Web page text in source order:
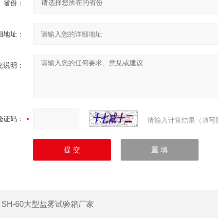
省份：
地址：
说明：
证码： 请输入计算结果（填
SH-60大型盐雾试验箱厂家